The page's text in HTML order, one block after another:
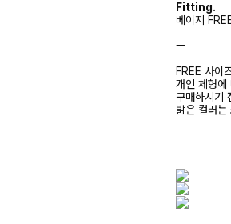
Fitting.
베이지
ㅡ
FREE 사이
개인 체형에
구매하시기
밝은 컬러는